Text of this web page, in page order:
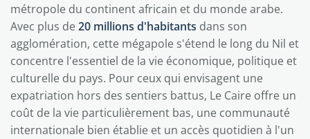
métropole du continent africain et du monde arabe.
Avec plus de20 millions d'habitants dans son
agglomération, cette mégapole s'étend le long du Nil et
concentre l'essentiel de la vie économique, politique et
culturelle du pays. Pour ceux qui envisagent une
expatriation hors des sentiers battus, Le Caire offre un
coût de la vie particulièrement bas, une communauté
internationale bien établie et un accès quotidien à l'un